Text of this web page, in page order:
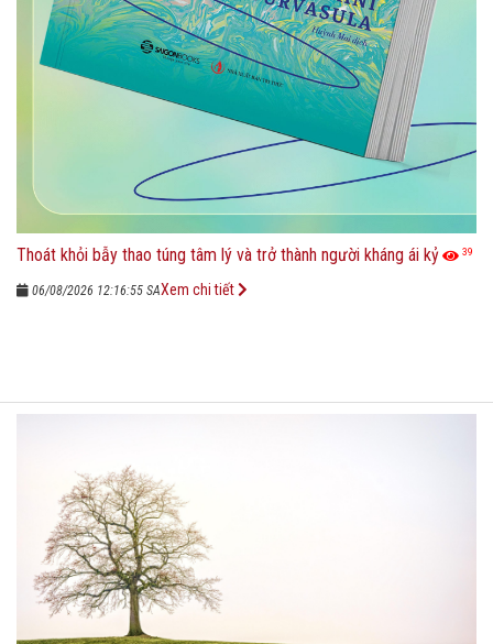
Thoát khỏi bẫy thao túng tâm lý và trở thành người kháng ái kỷ 39
06/08/2026 12:16:55 SAXem chi tiết